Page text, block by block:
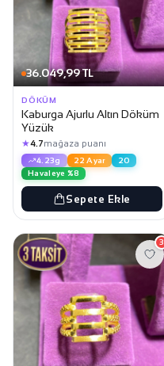
36.049,99 TL
DÖKÜM
Kaburga Ajurlu Altın Döküm
Yüzük
★4.7mağaza puanı
4.23g 22 Ayar
20
Havaleye %8
Sepete Ekle
3